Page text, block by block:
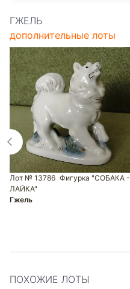
ГЖЕЛЬ
дополнительные лоты
Лот № 13786 Фигурка "СОБАКА -
ЛАЙКА"
Гжель
ПОХОЖИЕ ЛОТЫ